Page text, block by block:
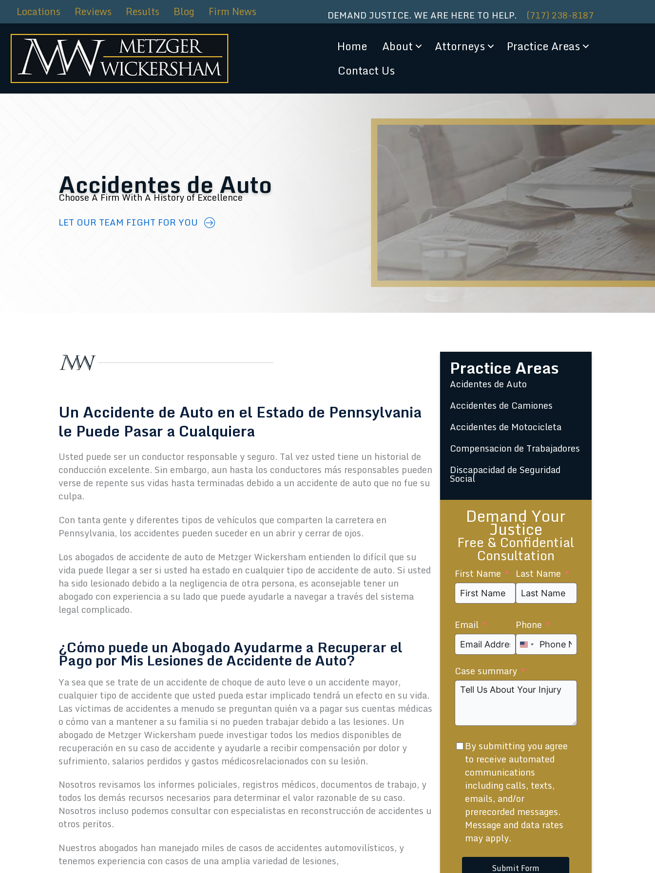
content
Locations Reviews Results Blog Firm News DEMAND JUSTICE. WE ARE HERE TO HELP. (717) 238-8187
Home About Attorneys
Practice Areas
Contact Us
Accidentes de Auto
Choose A Firm With A History of Excellence
LET OUR TEAM FIGHT FOR YOU
Un Accidente de Auto en el Estado de Pennsylvania
le Puede Pasar a Cualquiera
Usted puede ser un conductor responsable y seguro. Tal vez usted tiene un historial de
conducción excelente. Sin embargo, aun hasta los conductores más responsables pueden
verse de repente sus vidas hasta terminadas debido a un accidente de auto que no fue su
culpa.
Con tanta gente y diferentes tipos de vehículos que comparten la carretera en
Pennsylvania, los accidentes pueden suceder en un abrir y cerrar de ojos.
Los abogados de accidente de auto de Metzger Wickersham entienden lo difícil que su
vida puede llegar a ser si usted ha estado en cualquier tipo de accidente de auto. Si usted
ha sido lesionado debido a la negligencia de otra persona, es aconsejable tener un
abogado con experiencia a su lado que puede ayudarle a navegar a través del sistema
legal complicado.
¿Cómo puede un Abogado Ayudarme a Recuperar el
Pago por Mis Lesiones de Accidente de Auto?
Ya sea que se trate de un accidente de choque de auto leve o un accidente mayor,
cualquier tipo de accidente que usted pueda estar implicado tendrá un efecto en su vida.
Las víctimas de accidentes a menudo se preguntan quién va a pagar sus cuentas médicas
o cómo van a mantener a su familia si no pueden trabajar debido a las lesiones. Un
abogado de Metzger Wickersham puede investigar todos los medios disponibles de
recuperación en su caso de accidente y ayudarle a recibir compensación por dolor y
sufrimiento, salarios perdidos y gastos médicosrelacionados con su lesión.
Nosotros revisamos los informes policiales, registros médicos, documentos de trabajo, y
todos los demás recursos necesarios para determinar el valor razonable de su caso.
Nosotros incluso podemos consultar con especialistas en reconstrucción de accidentes u
otros peritos.
Nuestros abogados han manejado miles de casos de accidentes automovilísticos, y
tenemos experiencia con casos de una amplia variedad de lesiones,
Practice Areas
Acidentes de Auto
Accidentes de Camiones
Accidentes de Motocicleta
Compensacion de Trabajadores
Discapacidad de Seguridad
Social
Demand Your
Justice
Free & Confidential
Consultation
First Name Last Name
Email
Phone
United
+1
Case summary
By submitting you agree
to receive automated
communications
including calls, texts,
emails, and/or
prerecorded messages.
Message and data rates
may apply.
Submit Form